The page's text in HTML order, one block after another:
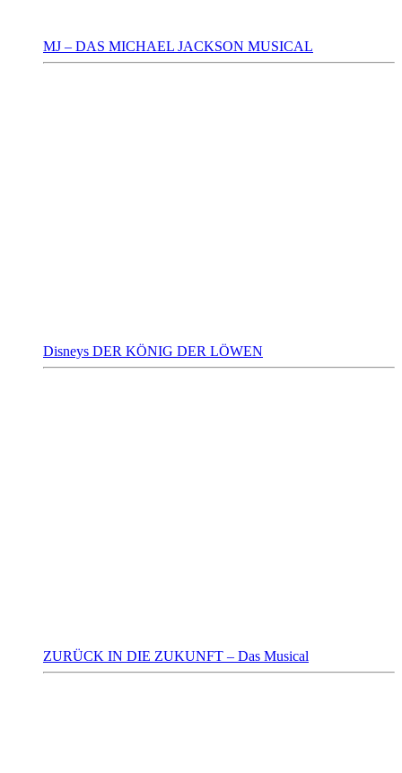
MJ – DAS MICHAEL JACKSON MUSICAL
Disneys DER KÖNIG DER LÖWEN
ZURÜCK IN DIE ZUKUNFT – Das Musical